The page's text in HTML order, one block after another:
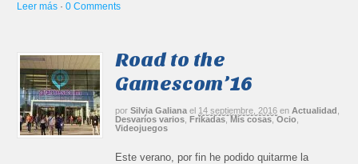
Leer más ·0 Comments
Road to the
Gamescom’16
por Silvia Galiana el 14 septiembre, 2016 en Actualidad
Desvaríos varios ,Frikadas,Mis cosas,Ocio
Videojuegos
Este verano, por fin he podido quitarme la